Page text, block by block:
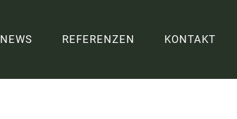
NEWS REFERENZEN KONTAKT